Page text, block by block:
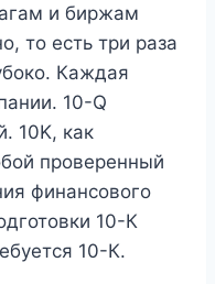
и биржам
то есть три раза
Каждая
10-Q
10K, как
проверенный
финансового
10-К
10-К.